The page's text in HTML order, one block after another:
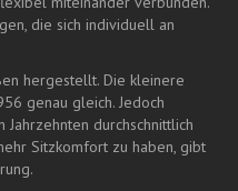
die sich individuell an
hergestellt. Die kleinere
genau gleich. Jedoch
durchschnittlich
Sitzkomfort zu haben, gibt